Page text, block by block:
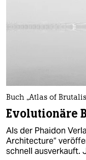
Buch „Atlas of
Evolutionäre
Als der Phaidon
Architecture“
schnell ausverkauft.